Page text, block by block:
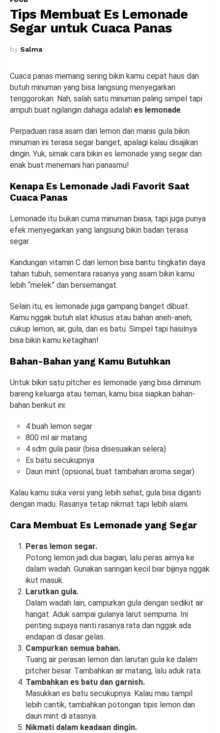
Tips Membuat Es Lemonade
Segar untuk Cuaca Panas
by Salma
Cuaca panas memang sering bikin kamu cepat haus dan
butuh minuman yang bisa langsung menyegarkan
tenggorokan. Nah, salah satu minuman paling simpel tapi
ampuh buat ngilangin dahaga adalah es lemonade.
Perpaduan rasa asam dari lemon dan manis gula bikin
minuman ini terasa segar banget, apalagi kalau disajikan
dingin. Yuk, simak cara bikin es lemonade yang segar dan
enak buat menemani hari panasmu!
Kenapa Es Lemonade Jadi Favorit Saat
Cuaca Panas
Lemonade itu bukan cuma minuman biasa, tapi juga punya
efek menyegarkan yang langsung bikin badan terasa
segar.
Kandungan vitamin C dari lemon bisa bantu tingkatin daya
tahan tubuh, sementara rasanya yang asam bikin kamu
lebih “melek” dan bersemangat.
Selain itu, es lemonade juga gampang banget dibuat.
Kamu nggak butuh alat khusus atau bahan aneh-aneh,
cukup lemon, air, gula, dan es batu. Simpel tapi hasilnya
bisa bikin kamu ketagihan!
Bahan-Bahan yang Kamu Butuhkan
Untuk bikin satu pitcher es lemonade yang bisa diminum
bareng keluarga atau teman, kamu bisa siapkan bahan-
bahan berikut ini:
4 buah lemon segar
800 ml air matang
4 sdm gula pasir (bisa disesuaikan selera)
Es batu secukupnya
Daun mint (opsional, buat tambahan aroma segar)
Kalau kamu suka versi yang lebih sehat, gula bisa diganti
dengan madu. Rasanya tetap nikmat tapi lebih alami.
Cara Membuat Es Lemonade yang Segar
Peras lemon segar.
Potong lemon jadi dua bagian, lalu peras airnya ke
dalam wadah. Gunakan saringan kecil biar bijinya nggak
ikut masuk.
Larutkan gula.
Dalam wadah lain, campurkan gula dengan sedikit air
hangat. Aduk sampai gulanya larut sempurna. Ini
penting supaya nanti rasanya rata dan nggak ada
endapan di dasar gelas.
Campurkan semua bahan.
Tuang air perasan lemon dan larutan gula ke dalam
pitcher besar. Tambahkan air matang, lalu aduk rata.
Tambahkan es batu dan garnish.
Masukkan es batu secukupnya. Kalau mau tampil
lebih cantik, tambahkan potongan tipis lemon dan
daun mint di atasnya.
Nikmati dalam keadaan dingin.